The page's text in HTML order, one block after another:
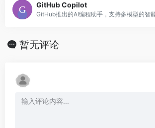
GitHub Copilot
GitHub推出的AI编程助手，支持多模型的智
暂无评论